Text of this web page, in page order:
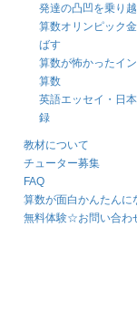
発達の凸凹を乗り
算数オリンピック
ばす
算数が怖かったイ
算数
英語エッセイ・日
録
教材について
チューター募集
FAQ
算数が面白かんたんに
無料体験☆お問い合わ